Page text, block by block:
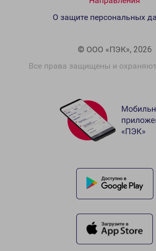
© ООО «ПЭК», 2026
Все права защищены и
О защите персональных